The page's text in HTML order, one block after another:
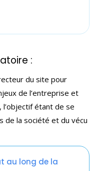
sur les
trouver des
(3 sous
:
:
des acquis
ressources
(guides,
études de cas
(articles,
:
du site pour
de l’entreprise et
étant de se
de la société et du vécu
au long de la